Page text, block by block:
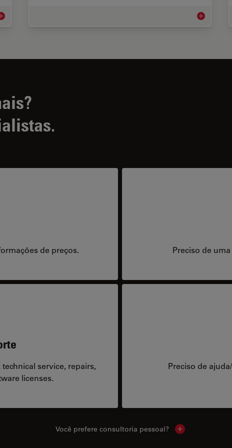
e cultura celular 3D
de preços. Preciso de
service, repairs,
licenses.
Preciso de
Você prefere consultoria pessoal? Show local